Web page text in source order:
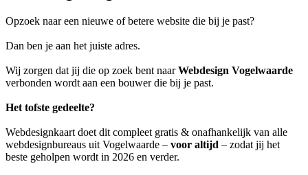
Opzoek naar een nieuwe of betere website die bij je past?
Dan ben je aan het juiste adres.
Wij zorgen dat jij die op zoek bent naarWebdesign Vogelwaarde
verbonden wordt aan een bouwer die bij je past.
Het tofste gedeelte?
Webdesignkaart doet dit compleet gratis & onafhankelijk van alle
webdesignbureaus uit Vogelwaarde – voor altijd – zodat jij het
beste geholpen wordt in 2026 en verder.